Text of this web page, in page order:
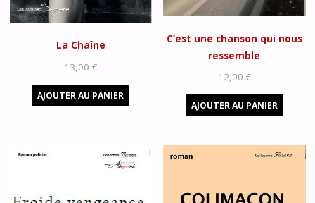
La Chaîne
13,00€
AJOUTER AU PANIER
C’est une chanson qui nous
ressemble
12,00 €
AJOUTER AU PANIER